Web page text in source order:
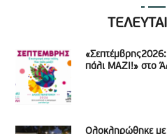
πάλι ΜΑΖΙ!» στο
Ολοκληρώθηκε με